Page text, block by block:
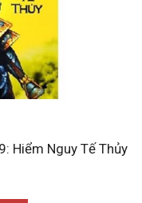
Hiểm Nguy Tế Thủy